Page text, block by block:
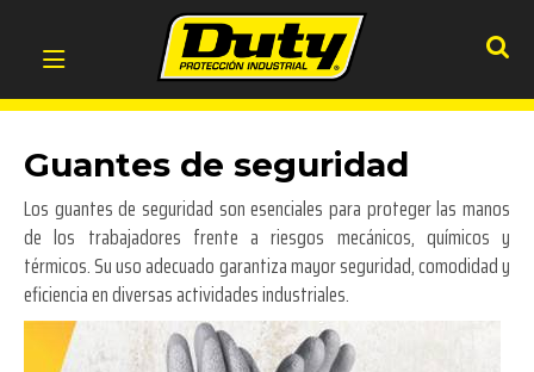
Guantes de seguridad
Los guantes de seguridad son esenciales para proteger las manos
de los trabajadores frente a riesgos mecánicos, químicos y
térmicos. Su uso adecuado garantiza mayor seguridad, comodidad y
eficiencia en diversas actividades industriales.